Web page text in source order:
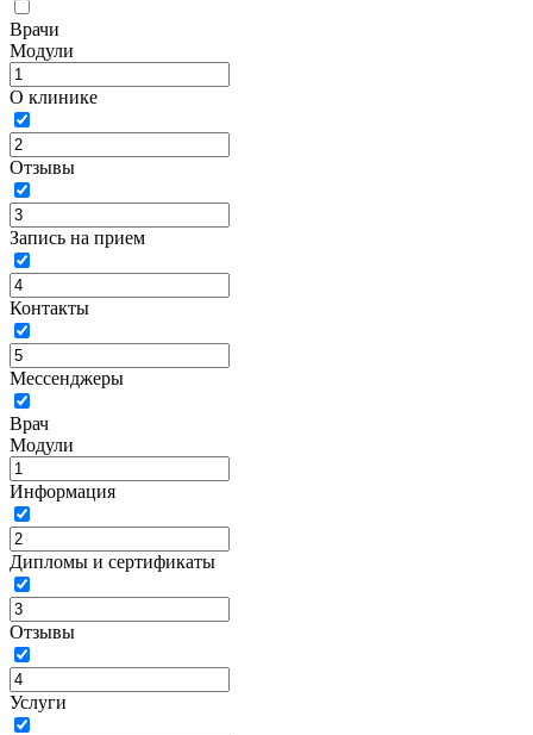
Врачи
Модули
О клинике
Отзывы
Запись на прием
Контакты
Мессенджеры
Врач
Модули
Информация
Дипломы и сертификаты
Отзывы
Услуги